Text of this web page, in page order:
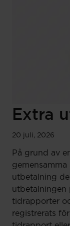
Extra
20 juli, 2026
På grund av
utbetalning
utbetalningen
tidrapporter
registrerats